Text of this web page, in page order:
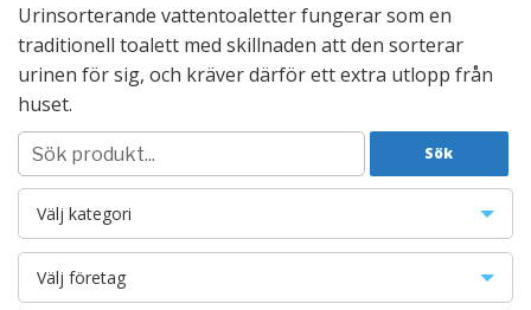
Urinsorterande vattentoaletter fungerar som en
traditionell toalett med skillnaden att den sorterar
urinen för sig, och kräver därför ett extra utlopp från
huset.
Välj kategori
Välj företag